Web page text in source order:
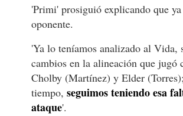
'Primi' prosiguió explicando que
oponente.
'Ya lo teníamos analizado al Vida,
cambios en la alineación que jugó
Cholby (Martínez) y Elder
tiempo, seguimos teniendo esa
ataque'.